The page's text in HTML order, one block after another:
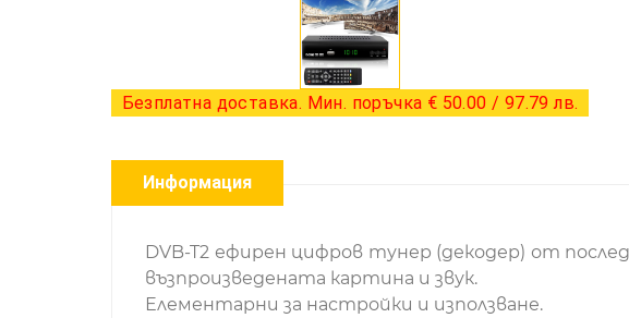
Безплатна доставка. Мин. поръчка € 50.00 / 97.79 лв.
Информация
DVB-T2 ефирен цифров тунер (декодер) от
възпроизведената картина и звук.
Елементарни за настройки и използване.